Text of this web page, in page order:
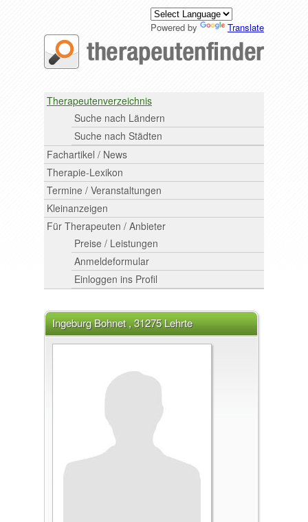
Powered by Translate
Therapeutenverzeichnis
Suche nach Ländern
Suche nach Städten
Fachartikel / News
Therapie-Lexikon
Termine / Veranstaltungen
Kleinanzeigen
Für Therapeuten / Anbieter
Preise / Leistungen
Anmeldeformular
Einloggen ins Profil
Ingeburg Bohnet , 31275 Lehrte